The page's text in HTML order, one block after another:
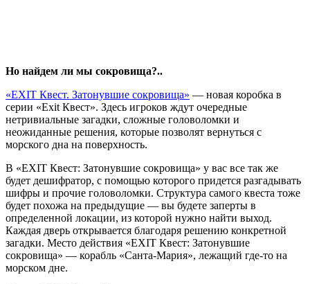
Но найдем ли мы сокровища?..
«EXIT Квест. Затонувшие сокровища» — новая коробка в
серии «Exit Квест». Здесь игроков ждут очередные
нетривиальные загадки, сложные головоломки и
неожиданные решения, которые позволят вернуться с
морского дна на поверхность.
В «EXIT Квест: Затонувшие сокровища» у вас все так же
будет дешифратор, с помощью которого придется разгадывать
шифры и прочие головоломки. Структура самого квеста тоже
будет похожа на предыдущие — вы будете заперты в
определенной локации, из которой нужно найти выход.
Каждая дверь открывается благодаря решению конкретной
загадки. Место действия «EXIT Квест: Затонувшие
сокровища» — корабль «Санта-Мария», лежащий где-то на
морском дне.